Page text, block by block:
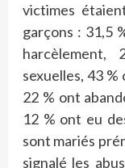
victimes
garçons : 31,5
sexuelles, 43
22 % ont
12 % ont eu
sont mariés
signalé les